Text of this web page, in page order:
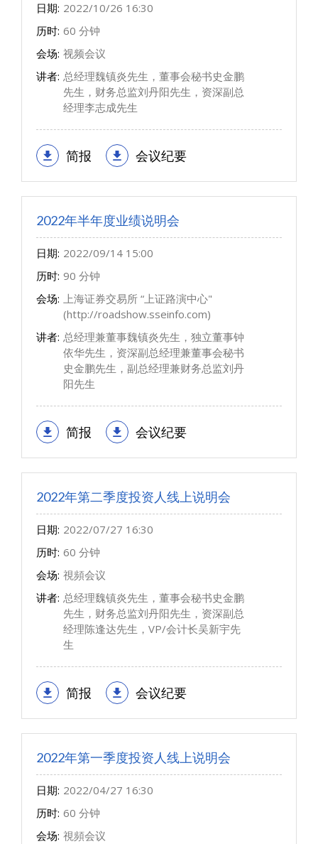
日期: 2022/10/26 16:30
历时: 60 分钟
会场: 视频会议
讲者: 总经理魏镇炎先生，董事会秘书史金鹏
先生，财务总监刘丹阳先生，资深副总
经理李志成先生
简报 会议纪要
2022年半年度业绩说明会
日期: 2022/09/14 15:00
历时: 90 分钟
会场: 上海证券交易所 “上证路演中心"
(http://roadshow.sseinfo.com)
讲者: 总经理兼董事魏镇炎先生，独立董事钟
依华先生，资深副总经理兼董事会秘书
史金鹏先生，副总经理兼财务总监刘丹
阳先生
简报 会议纪要
2022年第二季度投资人线上说明会
日期: 2022/07/27 16:30
历时: 60 分钟
会场: 視頻会议
讲者: 总经理魏镇炎先生，董事会秘书史金鹏
先生，财务总监刘丹阳先生，资深副总
经理陈逢达先生，VP/会计长吴新宇先
生
简报 会议纪要
2022年第一季度投资人线上说明会
日期: 2022/04/27 16:30
历时: 60 分钟
会场: 視頻会议